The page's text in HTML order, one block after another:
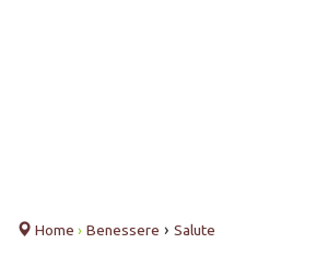
Home › Benessere › Salute